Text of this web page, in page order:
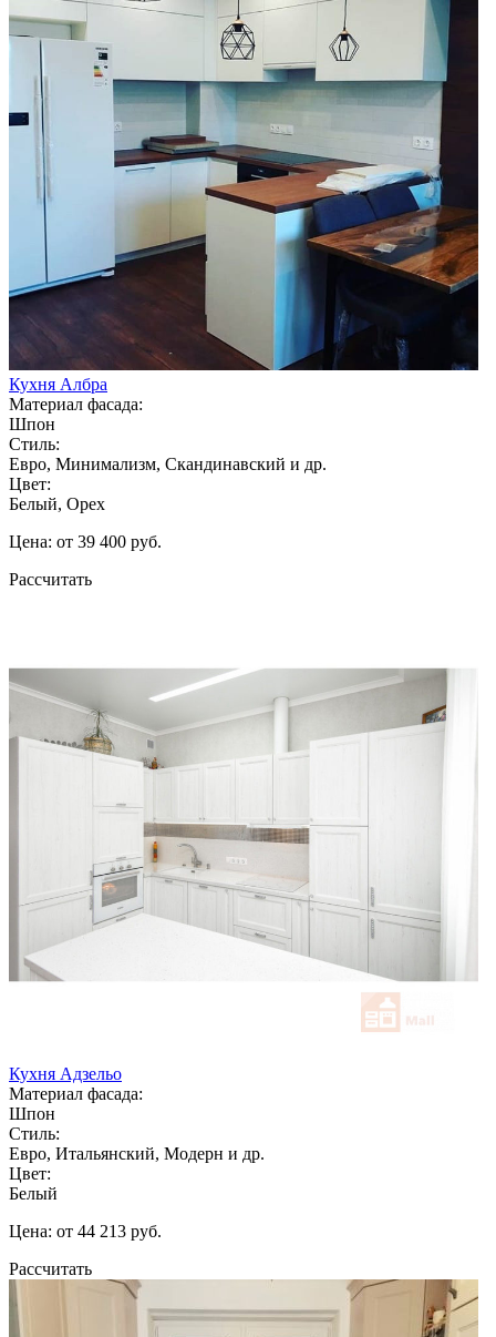
Кухня Албра
Материал фасада:
Шпон
Стиль:
Евро, Минимализм, Скандинавский и др.
Цвет:
Белый, Орех
Цена: от 39 400 руб.
Рассчитать
Кухня Адзельо
Материал фасада:
Шпон
Стиль:
Евро, Итальянский, Модерн и др.
Цвет:
Белый
Цена: от 44 213 руб.
Рассчитать